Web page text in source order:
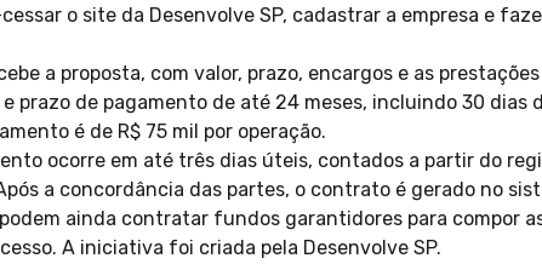
o site da Desenvolve SP, cadastrar a empresa e
a proposta, com valor, prazo, encargos e as
e prazo de pagamento de até 24 meses, incluindo 30 dias
é de R$ 75 mil por operação.
ocorre em até três dias úteis, contados a partir do
a concordância das partes, o contrato é gerado no
ainda contratar fundos garantidores para compor
A iniciativa foi criada pela Desenvolve SP.